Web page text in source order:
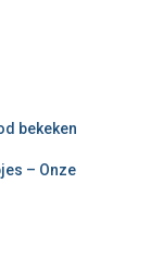
bekeken
– Onze